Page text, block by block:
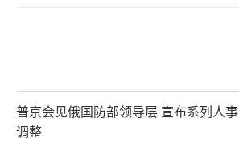
普京会见俄国防部领导层 宣布系列人事
调整